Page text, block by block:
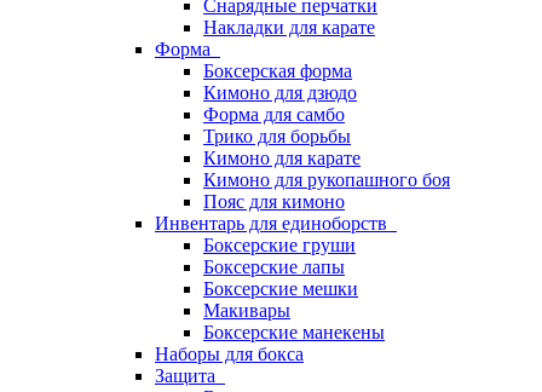
Снарядные перчатки
Накладки для карате
Форма
Боксерская форма
Кимоно для дзюдо
Форма для самбо
Трико для борьбы
Кимоно для карате
Кимоно для рукопашного боя
Пояс для кимоно
Инвентарь для единоборств
Боксерские груши
Боксерские лапы
Боксерские мешки
Макивары
Боксерские манекены
Наборы для бокса
Защита